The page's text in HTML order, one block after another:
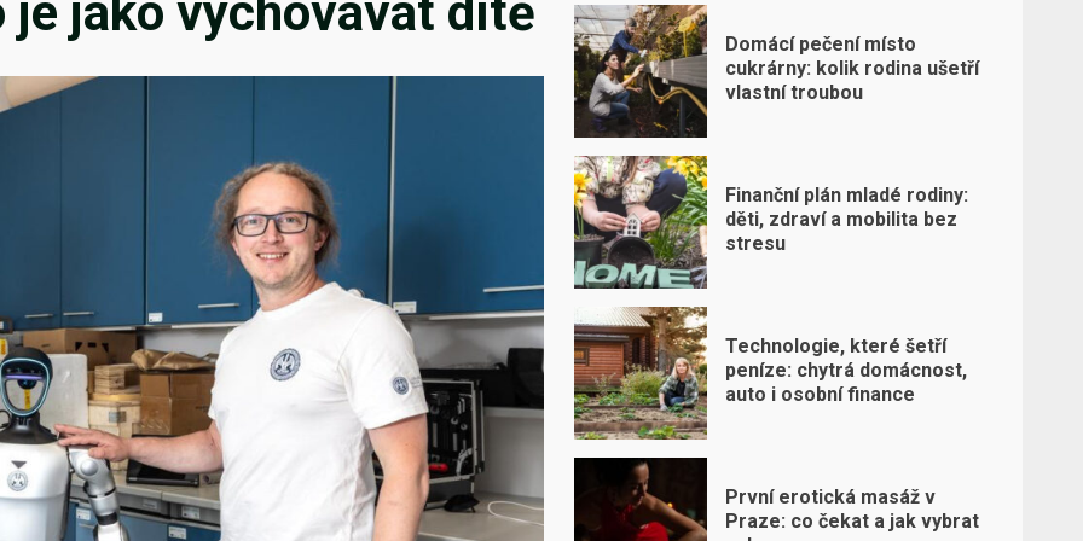
jako vychovávat dítě
Domácí pečení místo
cukrárny: kolik rodina ušetří
vlastní troubou
Finanční plán mladé rodiny:
děti, zdraví a mobilita bez
stresu
Technologie, které šetří
peníze: chytrá domácnost,
auto i osobní finance
První erotická masáž v
Praze: co čekat a jak vybrat